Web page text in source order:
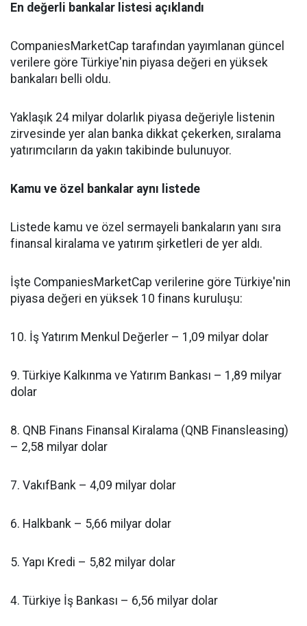
En değerli bankalar listesi açıklandı
CompaniesMarketCap tarafından yayımlanan güncel
verilere göre Türkiye'nin piyasa değeri en yüksek
bankaları belli oldu.
Yaklaşık 24 milyar dolarlık piyasa değeriyle listenin
zirvesinde yer alan banka dikkat çekerken, sıralama
yatırımcıların da yakın takibinde bulunuyor.
Kamu ve özel bankalar aynı listede
Listede kamu ve özel sermayeli bankaların yanı sıra
finansal kiralama ve yatırım şirketleri de yer aldı.
İşte CompaniesMarketCap verilerine göre Türkiye'nin
piyasa değeri en yüksek 10 finans kuruluşu:
10. İş Yatırım Menkul Değerler – 1,09 milyar dolar
9. Türkiye Kalkınma ve Yatırım Bankası – 1,89 milyar
dolar
8. QNB Finans Finansal Kiralama (QNB Finansleasing)
– 2,58 milyar dolar
7. VakıfBank – 4,09 milyar dolar
6. Halkbank – 5,66 milyar dolar
5. Yapı Kredi – 5,82 milyar dolar
4. Türkiye İş Bankası – 6,56 milyar dolar